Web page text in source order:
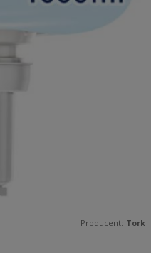
Producent: Tork